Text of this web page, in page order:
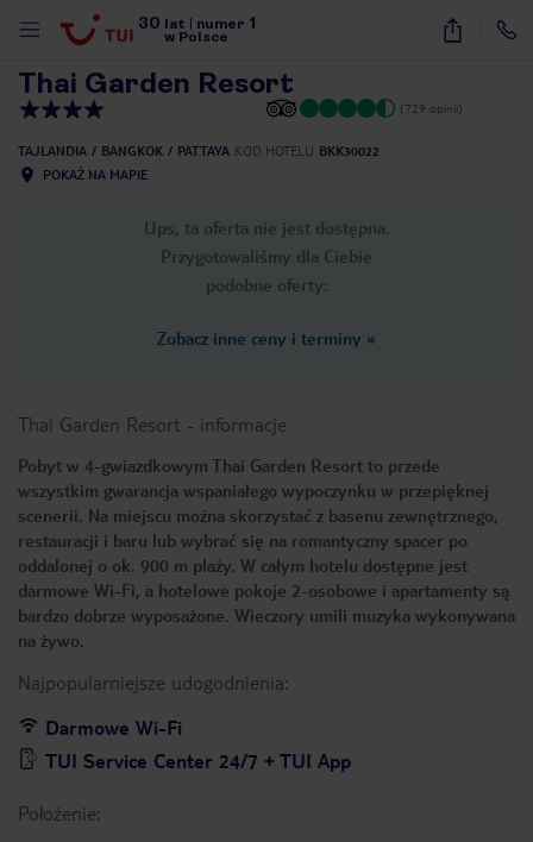
30 lat numer 1
w Polsce
27
Thai Garden Resort
(729 opinii)
TAJLANDIA BANGKOK PATTAYA KOD HOTELU BKK30022
POKAŻ NA MAPIE
Ups, ta oferta nie jest dostępna.
Przygotowaliśmy dla Ciebie
podobne oferty:
Zobacz inne ceny i terminy »
Thai Garden Resort - informacje
Pobyt w 4-gwiazdkowym Thai Garden Resort to przede
wszystkim gwarancja wspaniałego wypoczynku w przepięknej
scenerii. Na miejscu można skorzystać z basenu zewnętrznego,
restauracji i baru lub wybrać się na romantyczny spacer po
oddalonej o ok. 900 m plaży. W całym hotelu dostępne jest
darmowe Wi-Fi, a hotelowe pokoje 2-osobowe i apartamenty są
bardzo dobrze wyposażone. Wieczory umili muzyka wykonywana
na żywo.
Najpopularniejsze udogodnienia:
Darmowe Wi-Fi
TUI Service Center 24/7 + TUI App
Położenie: